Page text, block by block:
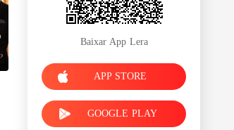
Baixar App Lera
APP STORE
GOOGLE PLAY